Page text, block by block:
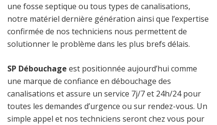
une fosse septique ou tous types de canalisations,
notre matériel dernière génération ainsi que l’expertise
confirmée de nos techniciens nous permettent de
solutionner le problème dans les plus brefs délais.
SP Débouchage est positionnée aujourd’hui comme
une marque de confiance en débouchage des
canalisations et assure un service 7j/7 et 24h/24 pour
toutes les demandes d’urgence ou sur rendez-vous. Un
simple appel et nos techniciens seront chez vous pour